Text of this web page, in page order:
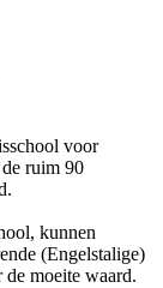
voor
ruim 90
kunnen
(Engelstalige)
moeite waard.